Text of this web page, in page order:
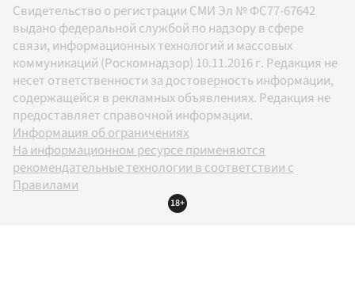
Свидетельство о регистрации СМИ Эл № ФС77-67642
выдано федеральной службой по надзору в сфере
связи, информационных технологий и массовых
коммуникаций (Роскомнадзор) 10.11.2016 г. Редакция не
несет ответственности за достоверность информации,
содержащейся в рекламных объявлениях. Редакция не
предоставляет справочной информации.
Информация об ограничениях
На информационном ресурсе применяются
рекомендательные технологии в соответствии с
Правилами
18+